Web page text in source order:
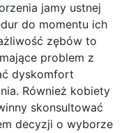
jamy ustnej
do momentu ich
zębów to
problem z
dyskomfort
Również kobiety
skonsultować
decyzji o wyborze